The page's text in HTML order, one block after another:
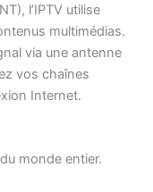
l’IPTV utilise
multimédias.
via une antenne
vos chaînes
Internet.
monde entier.